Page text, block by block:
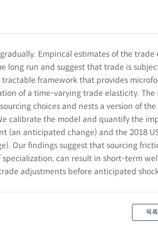
Empirical estimates of the trade
long run and suggest that trade is
framework that provides
of a time-varying trade elasticity. The
choices and nests a version of
calibrate the model and quantify the
(an anticipated change) and the 2018
Our findings suggest that sourcing
can result in short-term
adjustments before anticipated
목